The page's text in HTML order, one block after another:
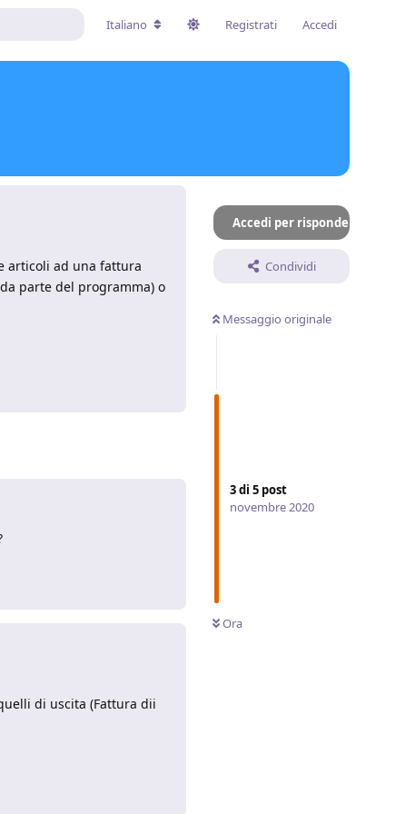
Italiano Registrati Accedi
Accedi per rispondere
Condividi
Messaggio originale
3di 5 post
novembre 2020
Ora
articoli ad una fattura
parte del programma) o
di uscita (Fattura dii